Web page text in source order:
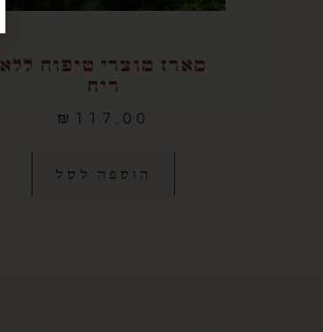
מארז מוצרי טיפוח ללא
ריח
₪ 117.00
הוספה לסל